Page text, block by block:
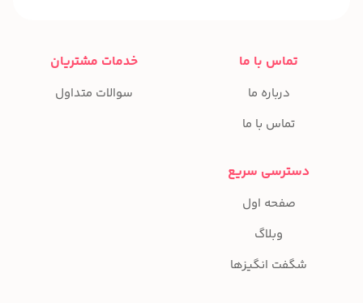
تماس با ما
درباره ما
تماس با ما
خدمات مشتریان
سوالات متداول
دسترسی سریع
صفحه اول
وبلاگ
شگفت انگیزها